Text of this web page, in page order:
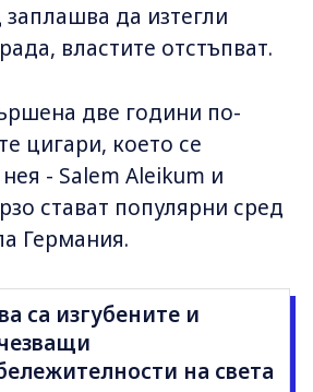
да изтегли
властите отстъпват.
две години по-
цигари, което се
- Salem Aleikum и
стават популярни сред
Германия.
са изгубените и
на света